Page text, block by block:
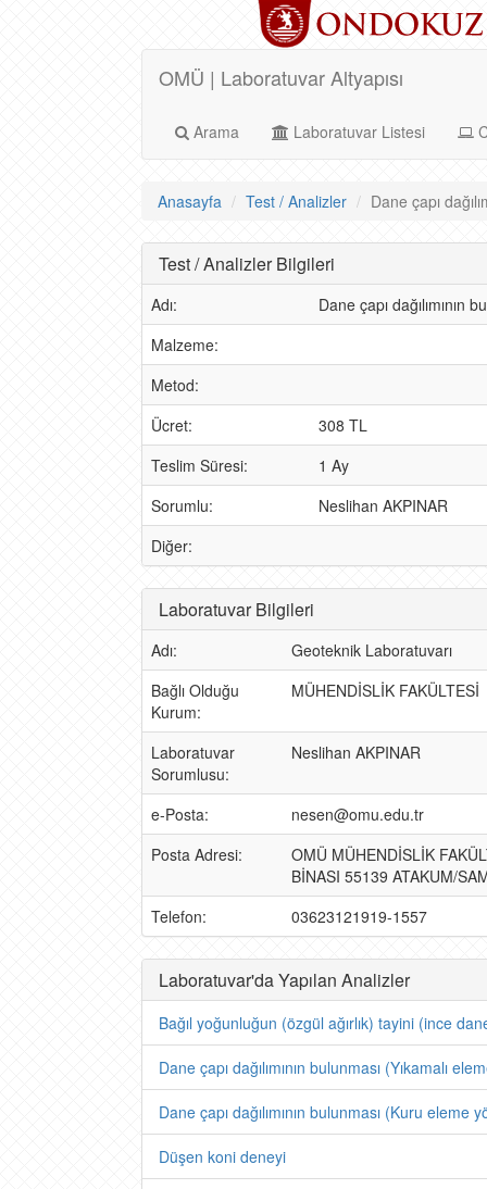
OMÜ | Laboratuvar Altyapısı
Arama Laboratuvar Listesi
Anasayfa Test / Analizler Dane çapı
Test / Analizler Bilgileri
Adı:
Dane çapı dağılımının
Malzeme:
Metod:
Ücret:
308 TL
Teslim Süresi:
1 Ay
Sorumlu:
Neslihan AKPINAR
Diğer:
Laboratuvar Bilgileri
Adı:
Geoteknik Laboratuvarı
Bağlı Olduğu
Kurum:
MÜHENDİSLİK FAKÜLTESİ
Laboratuvar
Sorumlusu:
Neslihan AKPINAR
e-Posta:
nesen@omu.edu.tr
Posta Adresi:
OMÜ MÜHENDİSLİK
BİNASI 55139 ATAKUM/
Telefon:
03623121919-1557
Laboratuvar'da Yapılan Analizler
Bağıl yoğunluğun (özgül ağırlık) tayini (ince
Dane çapı dağılımının bulunması (Yıkamalı
Dane çapı dağılımının bulunması (Kuru eleme
Düşen koni deneyi